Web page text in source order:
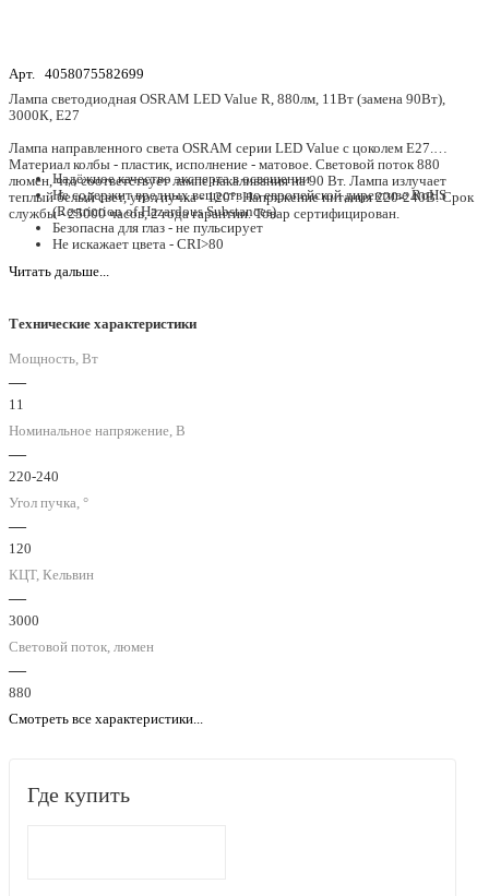
Арт. 4058075582699
Лампа светодиодная OSRAM LED Value R, 880лм, 11Вт (замена 90Вт),
3000К, Е27
Лампа направленного света OSRAM серии LED Value с цоколем E27.
Материал колбы - пластик, исполнение - матовое. Световой поток 880
люмен, что соответствует лампе накаливания на 90 Вт. Лампа излучает
теплый белый свет, угол пучка - 120°. Напряжение питания 220-240В. Срок
службы - 25000 часов, 2 года гарантии. Товар сертифицирован.
Надёжное качество эксперта в освещении
Не содержит вредных веществ по европейской директиве RoHS
(Restriction of Hazardous Substances)
Безопасна для глаз - не пульсирует
Не искажает цвета - CRI>80
100000 циклов переключения
Читать дальше...
Технические характеристики
Мощность, Вт
—
11
Номинальное напряжение, В
—
220-240
Угол пучка, °
—
120
КЦТ, Кельвин
—
3000
Световой поток, люмен
—
880
Смотреть все характеристики...
Где купить